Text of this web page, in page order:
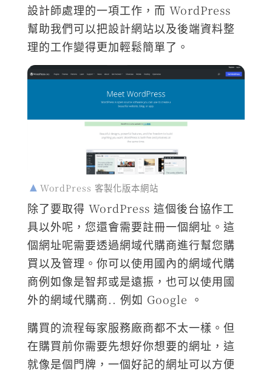
設計師處理的一項工作，而 WordPress
幫助我們可以把設計網站以及後端資料整
理的工作變得更加輕鬆簡單了。
WordPress 客製化版本網站
除了要取得 WordPress 這個後台協作工
具以外呢，您還會需要註冊一個網址。這
個網址呢需要透過網域代購商進行幫您購
買以及管理。你可以使用國內的網域代購
商例如像是智邦或是遠振，也可以使用國
外的網域代購商.. 例如 Google 。
購買的流程每家服務廠商都不太一樣。但
在購買前你需要先想好你想要的網址，這
就像是個門牌，一個好記的網址可以方便